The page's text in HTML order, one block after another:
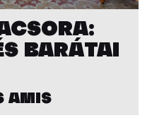
BARÁTAI
AMIS